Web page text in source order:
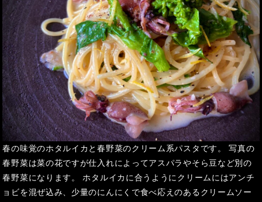
春の味覚のホタルイカと春野菜のクリーム系パスタです。 写真の
春野菜は菜の花ですが仕入れによってアスパラやそら豆など別の
春野菜になります。 ホタルイカに合うようにクリームにはアンチ
ョビを混ぜ込み、少量のにんにくで食べ応えのあるクリームソー